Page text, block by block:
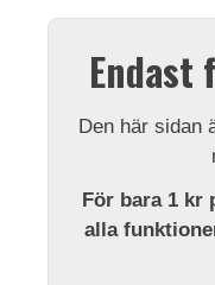
Endast
Den här sidan
För bara 1 kr
alla